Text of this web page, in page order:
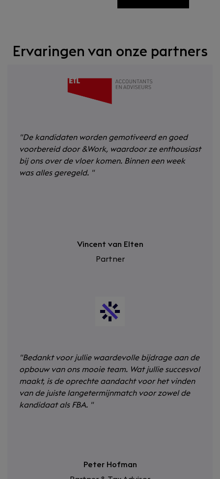
Ervaringen van onze partners
"De kandidaten worden gemotiveerd en goed
voorbereid door &Work, waardoor ze enthousiast
bij ons over de vloer komen. Binnen een week
was alles geregeld. "
Vincent van Elten
Partner
"Bedankt voor jullie waardevolle bijdrage aan de
opbouw van ons mooie team. Wat jullie succesvol
maakt, is de oprechte aandacht voor het vinden
van de juiste langetermijnmatch voor zowel de
kandidaat als FBA. "
Peter Hofman